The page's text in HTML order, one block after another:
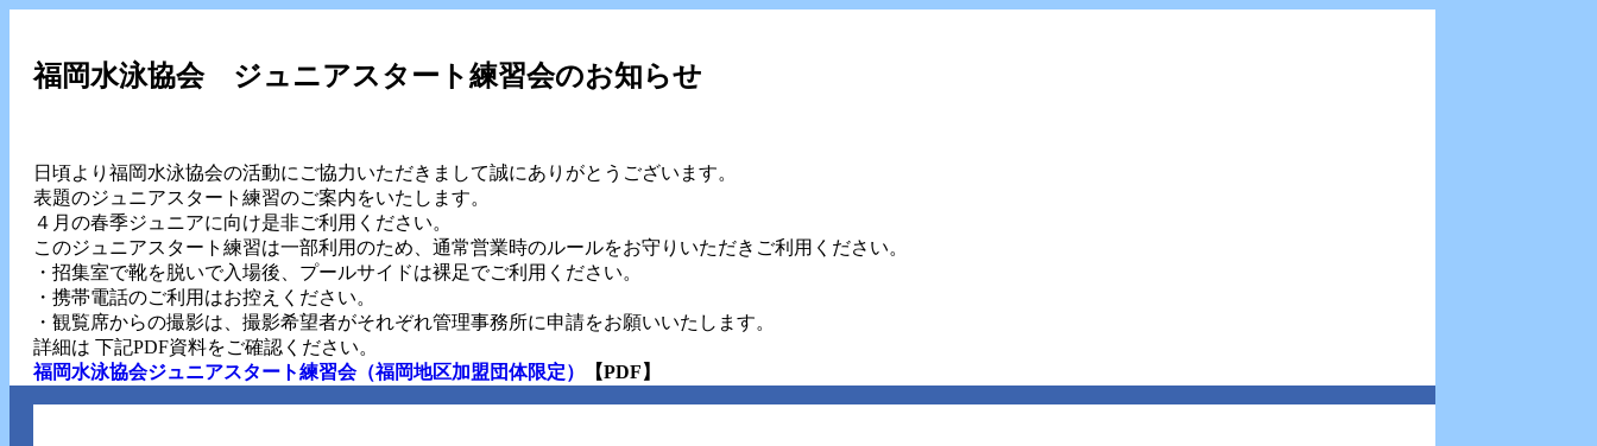
福岡水泳協会 ジュニアスタート練習会のお知らせ
日頃より福岡水泳協会の活動にご協力いただきまして誠にありがとうございます。
表題のジュニアスタート練習のご案内をいたします。
４月の春季ジュニアに向け是非ご利用ください。
このジュニアスタート練習は一部利用のため、通常営業時のルールをお守りいただきご利用ください。
・招集室で靴を脱いで入場後、プールサイドは裸足でご利用ください。
・携帯電話のご利用はお控えください。
・観覧席からの撮影は、撮影希望者がそれぞれ管理事務所に申請をお願いいたします。
詳細は 下記PDF資料をご確認ください。
福岡水泳協会ジュニアスタート練習会（福岡地区加盟団体限定）
【PDF】